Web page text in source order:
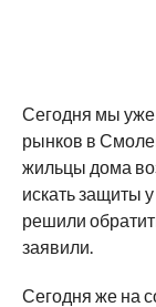
Сегодня мы уже
рынков в
жильцы дома
искать защиты
решили
заявили.
Сегодня же на